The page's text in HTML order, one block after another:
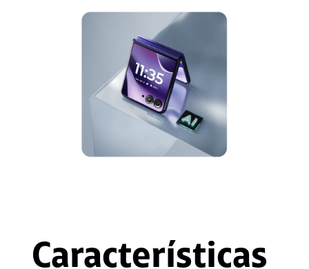
Características